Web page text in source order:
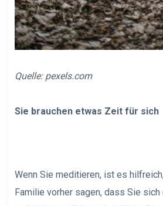
Quelle: pexels.com
Sie brauchen etwas Zeit für sich
Wenn Sie meditieren, ist es
Familie vorher sagen, dass Sie